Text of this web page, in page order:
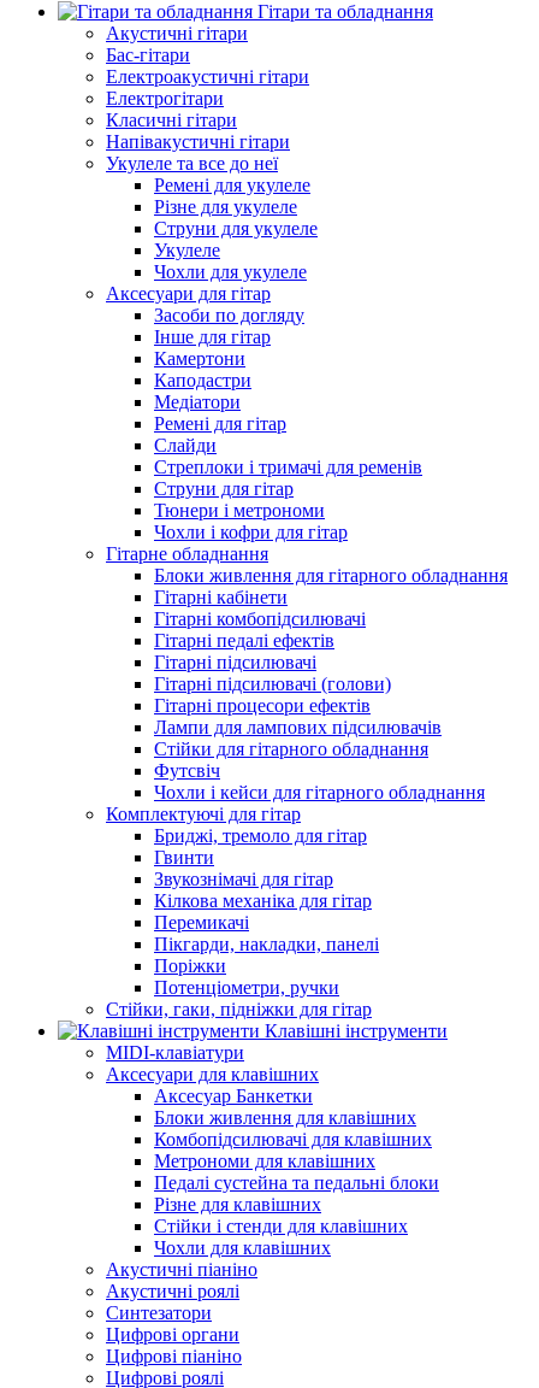
Гітари та обладнання
Акустичні гітари
Бас-гітари
Електроакустичні гітари
Електрогітари
Класичні гітари
Напівакустичні гітари
Укулеле та все до неї
Ремені для укулеле
Різне для укулеле
Струни для укулеле
Укулеле
Чохли для укулеле
Аксесуари для гітар
Засоби по догляду
Інше для гітар
Камертони
Каподастри
Медіатори
Ремені для гітар
Слайди
Стреплоки і тримачі для ременів
Струни для гітар
Тюнери і метрономи
Чохли і кофри для гітар
Гітарне обладнання
Блоки живлення для гітарного обладнання
Гітарні кабінети
Гітарні комбопідсилювачі
Гітарні педалі ефектів
Гітарні підсилювачі
Гітарні підсилювачі (голови)
Гітарні процесори ефектів
Лампи для лампових підсилювачів
Стійки для гітарного обладнання
Футсвіч
Чохли і кейси для гітарного обладнання
Комплектуючі для гітар
Бриджі, тремоло для гітар
Гвинти
Звукознімачі для гітар
Кілкова механіка для гітар
Перемикачі
Пікгарди, накладки, панелі
Поріжки
Потенціометри, ручки
Стійки, гаки, підніжки для гітар
Клавішні інструменти
MIDI-клавіатури
Аксесуари для клавішних
Аксесуар Банкетки
Блоки живлення для клавішних
Комбопідсилювачі для клавішних
Метрономи для клавішних
Педалі сустейна та педальні блоки
Різне для клавішних
Стійки і стенди для клавішних
Чохли для клавішних
Акустичні піаніно
Акустичні роялі
Синтезатори
Цифрові органи
Цифрові піаніно
Цифрові роялі